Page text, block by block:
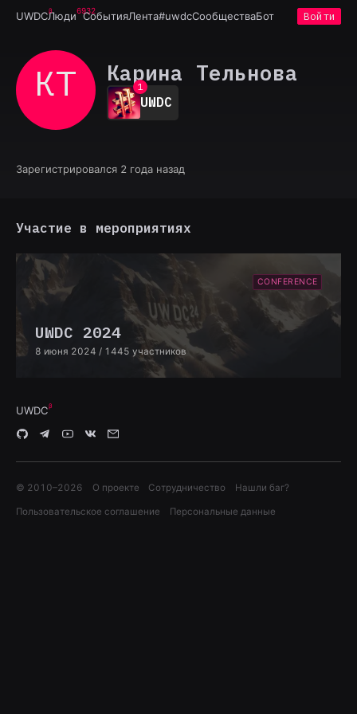
UWDCЛюди6932
СобытияЛента#uwdcСообществаБот Войти
КТ Карина Тельнова
0
1
2
3
6
UWDC
Зарегистрировался 2 года назад
Участие в мероприятиях
CONFERENCE
UWDC 2024
8 июня 2024 / 1445 участников
UWDC
© 2010–2026 О проекте Сотрудничество Нашли баг?
Пользовательское соглашение Персональные данные